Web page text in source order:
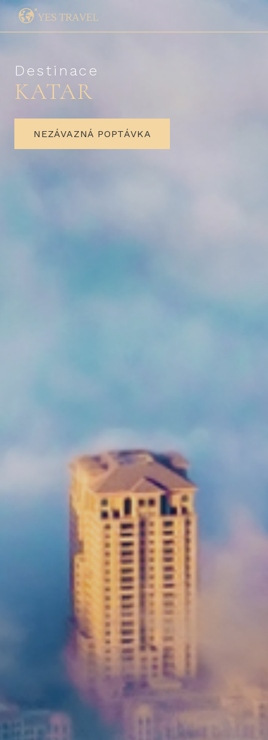
Destinace
KATAR
NEZÁVAZNÁ POPTÁVKA